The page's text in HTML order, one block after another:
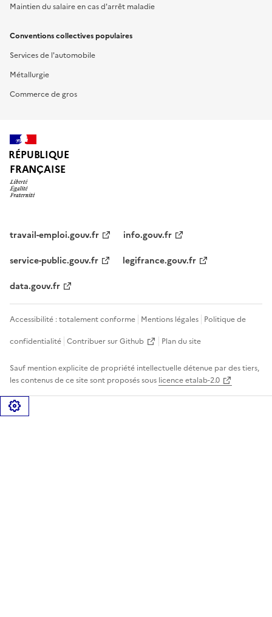
Maintien du salaire en cas d'arrêt maladie
Conventions collectives populaires
Services de l'automobile
Métallurgie
Commerce de gros
RÉPUBLIQUE
FRANÇAISE
travail-emploi.gouv.fr
info.gouv.fr
service-public.gouv.fr
legifrance.gouv.fr
data.gouv.fr
Accessibilité : totalement conforme Mentions légales Politique de
confidentialité Contribuer sur Github Plan du site
Sauf mention explicite de propriété intellectuelle détenue par des tiers,
les contenus de ce site sont proposés sous licence etalab-2.0
Gérer les cookies